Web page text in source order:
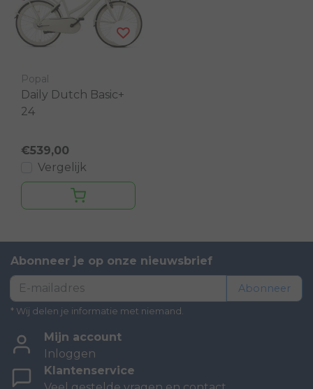
Popal
Daily Dutch Basic+
24
€539,00
Vergelijk
Abonneer je op onze nieuwsbrief
Abonneer
* Wij delen je informatie met niemand.
Mijn account
Inloggen
Klantenservice